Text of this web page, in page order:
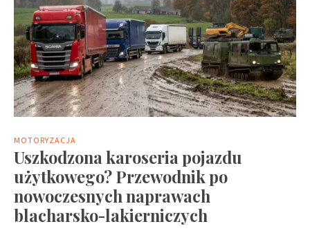
MOTORYZACJA
Uszkodzona karoseria pojazdu
użytkowego? Przewodnik po
nowoczesnych naprawach
blacharsko-lakierniczych